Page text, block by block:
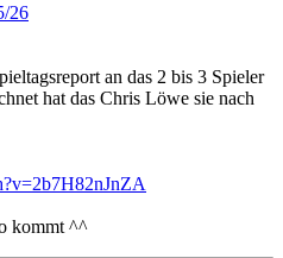
26
an das 2 bis 3 Spieler
hat das Chris Löwe sie nach
kommt ^^